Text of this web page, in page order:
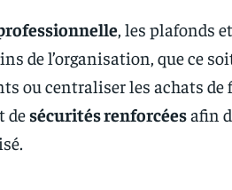
, les plafonds
de l’organisation, que ce
ou centraliser les achats de
desécurités renforcéesafin